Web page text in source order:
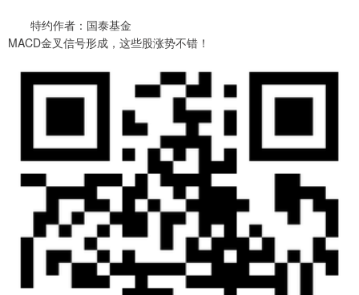
特约作者：国泰基金
MACD金叉信号形成，这些股涨势不错！